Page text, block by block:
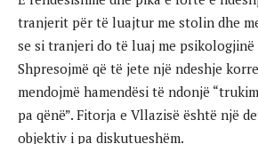
tranjerit për të luajtur me stolin dhe
se si tranjeri do të luaj me
Shpresojmë që të jete një ndeshje
mendojmë hamendësi të ndonjë
pa qënë”. Fitorja e Vllazisë është një
objektiv i pa diskutueshëm.